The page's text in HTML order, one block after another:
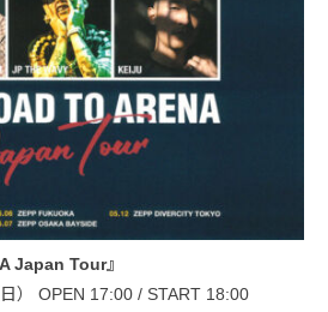
Japan Tour』
） OPEN 17:00 / START 18:00